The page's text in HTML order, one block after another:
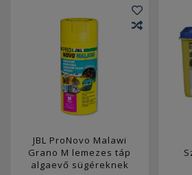
JBL ProNovo Malawi
Grano M lemezes táp
algaevő sügéreknek